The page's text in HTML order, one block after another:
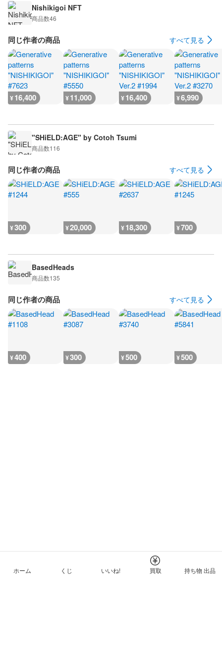
Nishikigoi NFT
商品数46
同じ作者の商品 すべて見る
¥16,400 ¥11,000 ¥16,400 ¥6,990
"SHiELD:AGE" by Cotoh Tsumi
商品数116
同じ作者の商品 すべて見る
¥300 ¥20,000 ¥18,300 ¥700
BasedHeads
商品数135
同じ作者の商品 すべて見る
¥400 ¥300 ¥500 ¥500
ホーム くじ いいね! 買取 持ち物 出品